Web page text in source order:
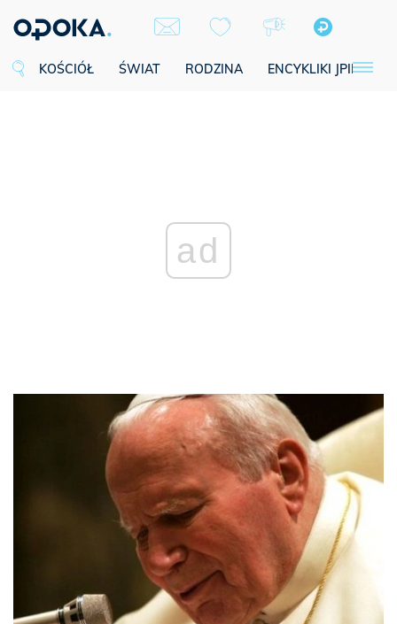
KOŚCIÓŁ ŚWIAT RODZINA ENCYKLIKI JPII
ad